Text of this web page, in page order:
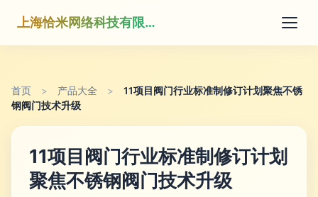
上海恰米网络科技有限公司
首页 > 产品大全 >
11项目阀门行业标准制修订计划聚焦不锈
钢阀门技术升级
11项目阀门行业标准制修订计划
聚焦不锈钢阀门技术升级